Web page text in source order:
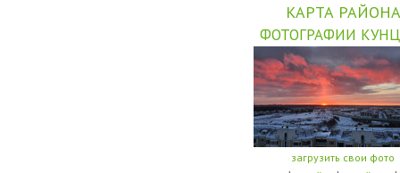
КАРТА РАЙОНА
ФОТОГРАФИИ
загрузить свои фото